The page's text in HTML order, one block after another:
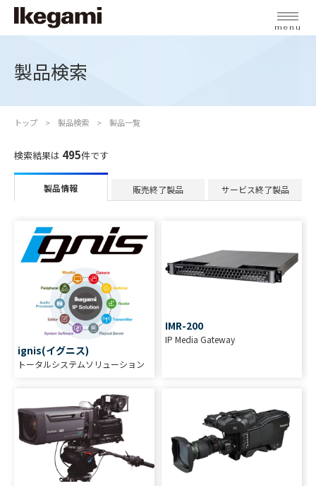
menu
製品検索
トップ 製品検索 製品一覧
検索結果は 495件です
製品情報 販売終了製品 サービス終了製品
ignis(イグニス)
トータルシステムソリューション
IMR-200
IP Media Gateway